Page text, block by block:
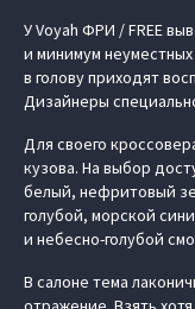
У Voyah ФРИ / FREE
и минимум
в голову приходят
Дизайнеры
Для своего
кузова. На выбор
белый, нефритовый
голубой, морской
и небесно-голубой
В салоне тема